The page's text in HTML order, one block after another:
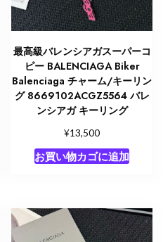
最高級バレンシアガスーパーコ
ピー BALENCIAGA Biker
Balenciaga チャーム/キーリン
グ 8669102ACGZ5564 バレ
ンシアガ キーリング
¥13,500
お買い物カゴに追加